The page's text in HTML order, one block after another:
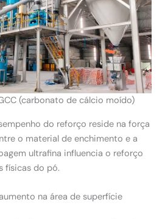
(carbonato de cálcio moído)
do reforço reside na força
o material de enchimento e a
ultrafina influencia o reforço
físicas do pó.
na área de superfície